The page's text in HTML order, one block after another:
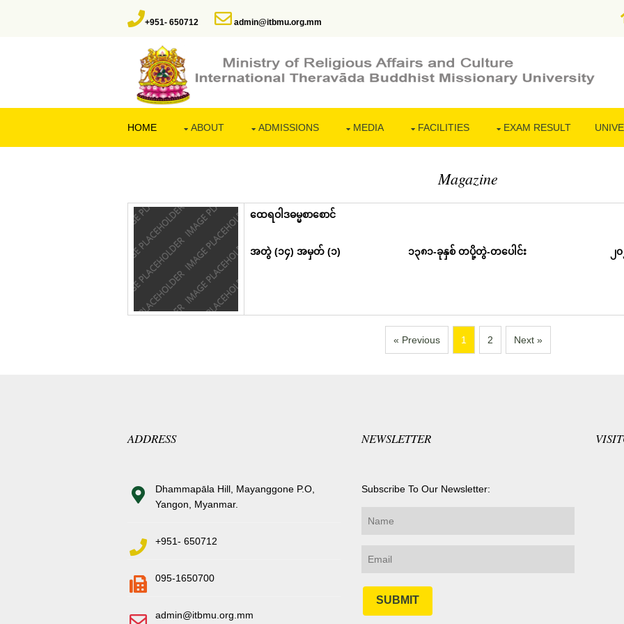
+951- 650712 admin@itbmu.org.mm
HOME ABOUT ADMISSIONS MEDIA FACILITIES EXAM RESULT
Magazine
ထေရဝါဒဓမ္မစာစောင်
အတွဲ (၁၄) အမှတ် (၁) ၁၃၈၁-ခုနှစ် တပို့တွဲ-တပေါင်း ၂
« Previous 1 2 Next »
ADDRESS
Dhammapāla Hill, Mayanggone P.O,
Yangon, Myanmar.
+951- 650712
095-1650700
admin@itbmu.org.mm
NEWSLETTER
Subscribe To Our Newsletter:
SUBMIT